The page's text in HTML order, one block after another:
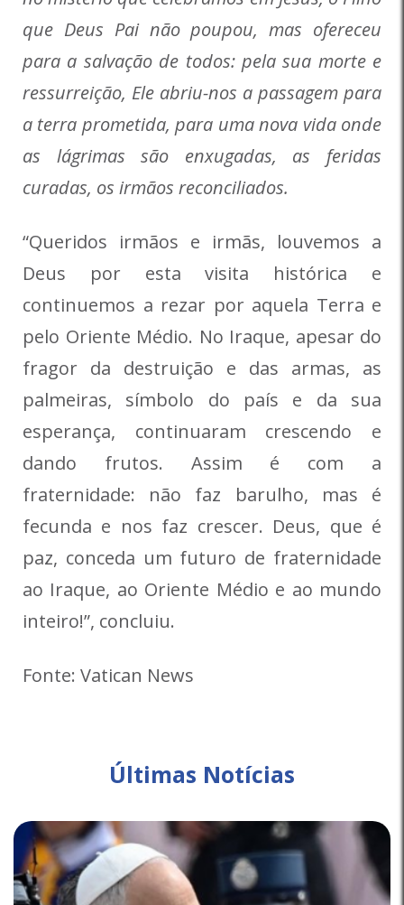
que Deus Pai não poupou, mas ofereceu
para a salvação de todos: pela sua morte e
ressurreição, Ele abriu-nos a passagem para
a terra prometida, para uma nova vida onde
as lágrimas são enxugadas, as feridas
curadas, os irmãos reconciliados.
“Queridos irmãos e irmãs, louvemos a
Deus por esta visita histórica e
continuemos a rezar por aquela Terra e
pelo Oriente Médio. No Iraque, apesar do
fragor da destruição e das armas, as
palmeiras, símbolo do país e da sua
esperança, continuaram crescendo e
dando frutos. Assim é com a
fraternidade: não faz barulho, mas é
fecunda e nos faz crescer. Deus, que é
paz, conceda um futuro de fraternidade
ao Iraque, ao Oriente Médio e ao mundo
inteiro!”, concluiu.
Fonte: Vatican News
Últimas Notícias